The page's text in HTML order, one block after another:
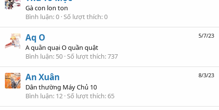
Gà con lon ton
Bình luận 0 Số lượt thích 0
5/7/23
Aq O
A quằn quại O quần quật
Bình luận 50 Số lượt thích 737
8/3/23
An Xuân
Dân thường Máy Chủ 10
Bình luận 12 Số lượt thích 65